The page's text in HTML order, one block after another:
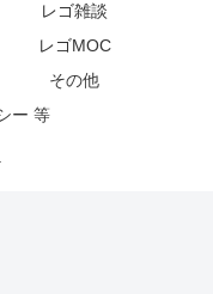
レゴ雑談
レゴMOC
その他
ー 等